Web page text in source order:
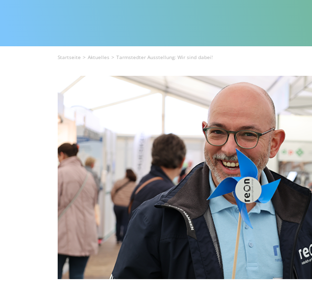
Startseite Aktuelles Tarmstedter Ausstellung: Wir sind dabei!